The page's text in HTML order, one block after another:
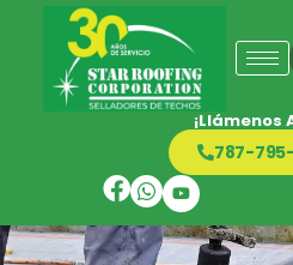
¡Llámenos
787-